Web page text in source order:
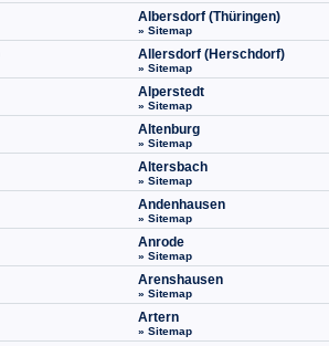
Albersdorf (Thüringen)
» Sitemap
Allersdorf (Herschdorf)
» Sitemap
Alperstedt
» Sitemap
Altenburg
» Sitemap
Altersbach
» Sitemap
Andenhausen
» Sitemap
Anrode
» Sitemap
Arenshausen
» Sitemap
Artern
» Sitemap